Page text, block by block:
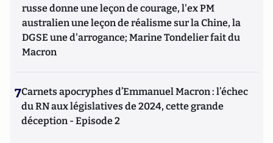
russe donne une leçon de courage, l'ex PM
australien une leçon de réalisme sur la Chine, la
DGSE une d'arrogance; Marine Tondelier fait du
Macron
7Carnets apocryphes d’Emmanuel Macron : l’échec
du RN aux législatives de 2024, cette grande
déception - Episode 2